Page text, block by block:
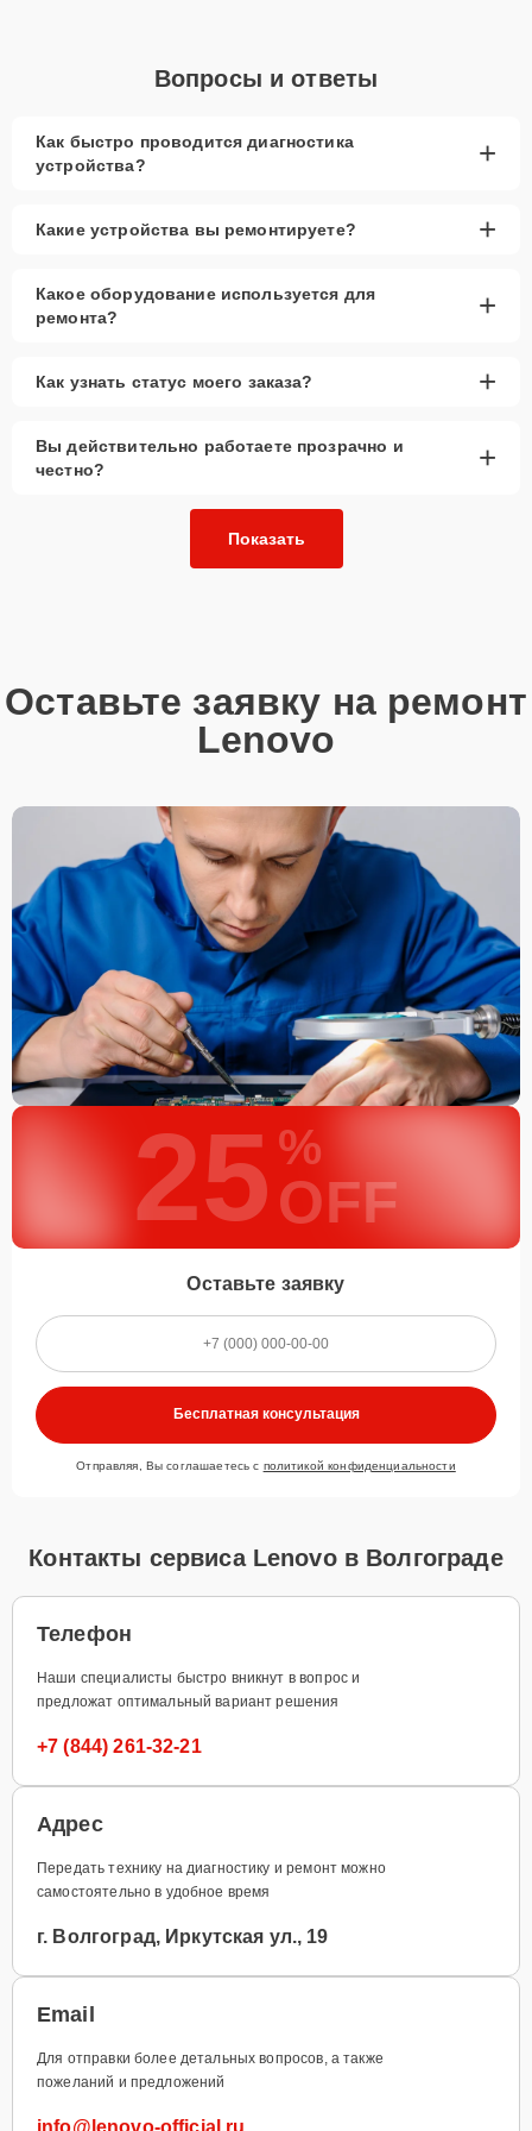
Вопросы и ответы
Как быстро проводится диагностика
устройства?
+
Какие устройства вы ремонтируете? +
Какое оборудование используется для
ремонта?
+
Как узнать статус моего заказа? +
Вы действительно работаете прозрачно и
честно?
+
Показать
Оставьте заявку на ремонт
Lenovo
25 %
OFF
Оставьте заявку
Бесплатная консультация
Отправляя, Вы соглашаетесь с политикой конфиденциальности
Контакты сервиса Lenovo в Волгограде
Телефон
Наши специалисты быстро вникнут в вопрос и
предложат оптимальный вариант решения
+7 (844) 261-32-21
Адрес
Передать технику на диагностику и ремонт можно
самостоятельно в удобное время
г. Волгоград, Иркутская ул., 19
Email
Для отправки более детальных вопросов, а также
пожеланий и предложений
info@lenovo-official.ru